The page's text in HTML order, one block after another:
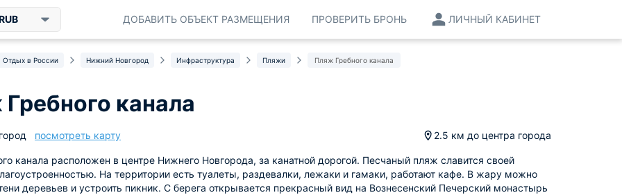
ЛИЧНЫЙ КАБИНЕТ
ПРОВЕРИТЬ БРОНЬ
ДОБАВИТЬ ОБЪЕКТ РАЗМЕЩЕНИЯ
Отдых в России Нижний Новгород Инфраструктура Пляжи Пляж Гребного канала
канала
посмотреть карту 2.5 км до центра города
канала расположен в центре Нижнего Новгорода, за канатной дорогой. Песчаный пляж славится своей
На территории есть туалеты, раздевалки, лежаки и гамаки, работают кафе. В жару можно
деревьев и устроить пикник. С берега открывается прекрасный вид на Вознесенский Печерский монастырь